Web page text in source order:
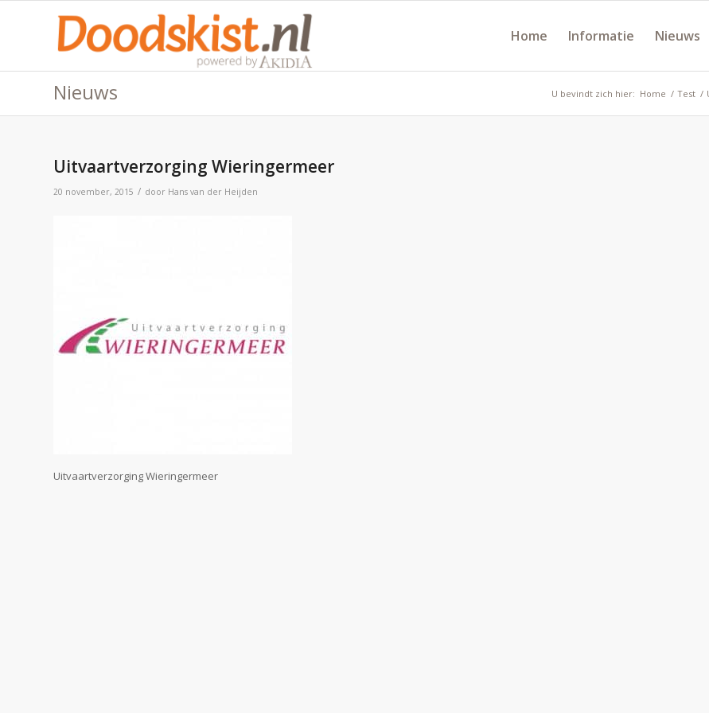
Home Informatie Nieuws
Nieuws U bevindt zich hier: Home / Test /
Uitvaartverzorging Wieringermeer
20 november, 2015 / door Hans van der Heijden
Uitvaartverzorging Wieringermeer